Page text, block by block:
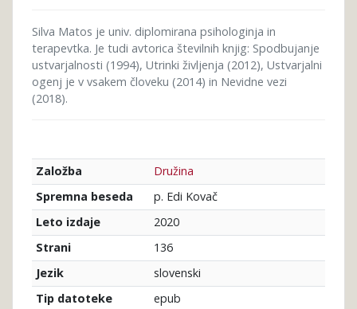
Silva Matos je univ. diplomirana psihologinja in
terapevtka. Je tudi avtorica številnih knjig: Spodbujanje
ustvarjalnosti (1994), Utrinki življenja (2012), Ustvarjalni
ogenj je v vsakem človeku (2014) in Nevidne vezi
(2018).
Založba
Družina
Spremna beseda
p. Edi Kovač
Leto izdaje
2020
Strani
136
Jezik
slovenski
Tip datoteke
epub